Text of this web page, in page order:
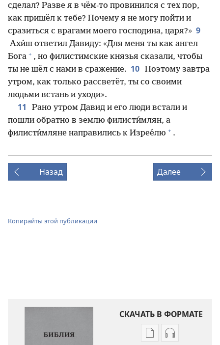
сделал? Разве я в чём-то провинился с тех пор,
как пришёл к тебе? Почему я не могу пойти и
сразиться с врагами моего господина, царя?» 9
Ахи́ш ответил Давиду: «Для меня ты как ангел
Бога + , но филистимские князья сказали, чтобы
ты не шёл с нами в сражение. 10 Поэтому завтра
утром, как только рассветёт, ты со своими
людьми встань и уходи».
11
Рано утром Давид и его люди встали и
пошли обратно в землю филисти́млян, а
филисти́мляне направились к Изрее́лю + .
Назад Далее
Копирайты этой публикации
СКАЧАТЬ В ФОРМАТЕ
ВариантыВарианты